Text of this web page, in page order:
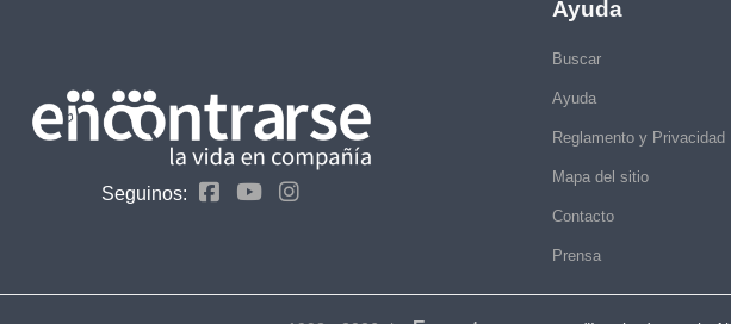
Seguinos:
Ayuda
Buscar
Ayuda
Reglamento y Privacidad
Mapa del sitio
Contacto
Prensa